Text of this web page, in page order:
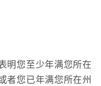
明您至少年满您所在
者您已年满您所在州